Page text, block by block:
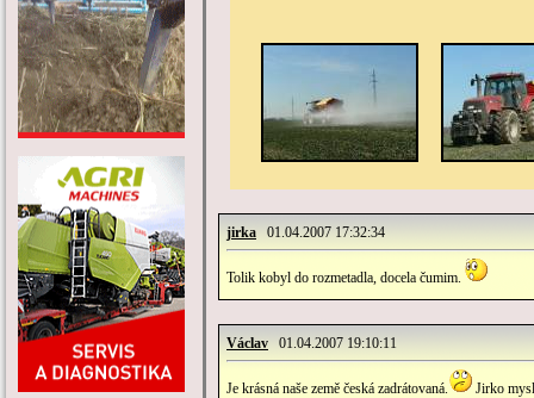
jirka 01.04.2007 17:32:34
Tolik kobyl do rozmetadla, docela čumim.
Václav 01.04.2007 19:10:11
Je krásná naše země česká zadrátovaná. Jirko